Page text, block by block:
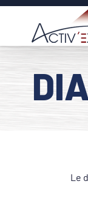
Passer
contenu
Le